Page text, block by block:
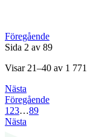
Föregående
Sida 2 av 89
Visar 21–40 av 1 771
Nästa
Föregående
123…89
Nästa